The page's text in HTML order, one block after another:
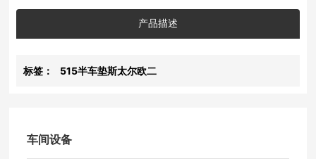
产品描述
标签： 515半车垫斯太尔欧二
车间设备